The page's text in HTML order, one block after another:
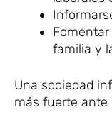
familia y
Una sociedad
más fuerte ante